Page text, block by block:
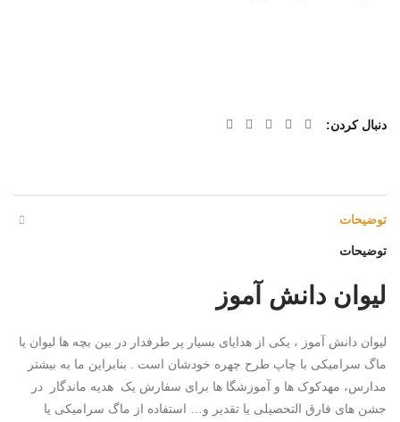
دنبال کردن
توضیحات
توضیحات
لیوان دانش آموز
لیوان دانش آموز ، یکی از هدایای بسیار پر طرفدار در بین بچه ها لیوان یا
ماگ سرامیکی با چاپ طرح چهره خودشان است . بنابراین ما به بیشتر
مدارس، مهدکوک ها و آموزشگا ها برای سفارش یک هدیه ماندگار در
جشن های فارق التحصیلی یا تقدیر و… استفاده از ماگ سرامیکی یا